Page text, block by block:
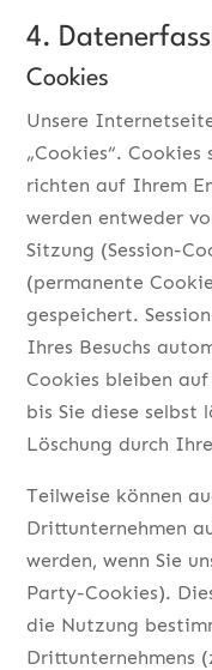
4.
Cookies
Unsere
„Cookies“.
richten auf Ihrem
werden entweder
Sitzung (Session-
(permanente
gespeichert.
Ihres Besuchs
Cookies bleiben
bis Sie diese selbst
Löschung durch
Teilweise können
Drittunternehmen
werden, wenn Sie
Party-Cookies).
die Nutzung
Drittunternehmens